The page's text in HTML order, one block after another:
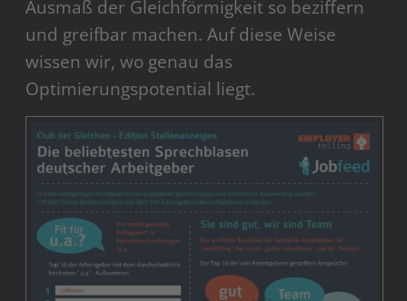
Ausmaß der Gleichförmigkeit so beziffern
und greifbar machen. Auf diese Weise
wissen wir, wo genau das
Optimierungspotential liegt.